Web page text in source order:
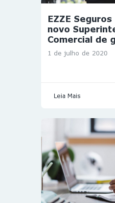
EZZE
novo
Comercial de
1 de julho de 2020
Leia Mais